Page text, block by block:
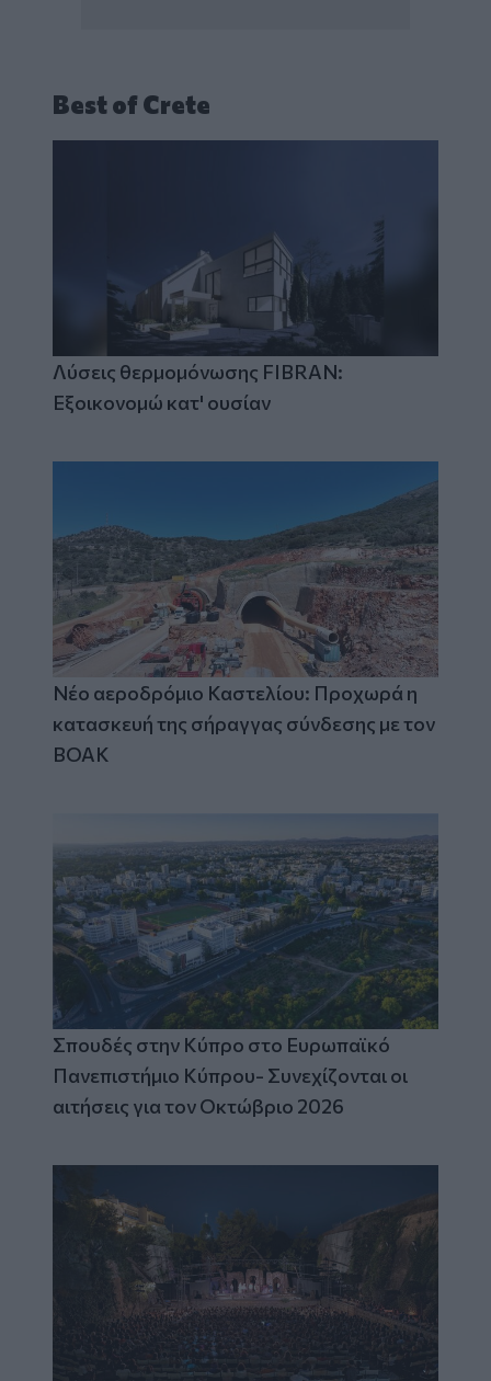
Best of Crete
Λύσεις θερμομόνωσης FIBRAN:
Εξοικονομώ κατ' ουσίαν
Νέο αεροδρόμιο Καστελίου: Προχωρά η
κατασκευή της σήραγγας σύνδεσης με τον
ΒΟΑΚ
Σπουδές στην Κύπρο στο Ευρωπαϊκό
Πανεπιστήμιο Κύπρου- Συνεχίζονται οι
αιτήσεις για τον Οκτώβριο 2026